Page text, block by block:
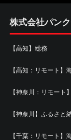
株式会社パン
【高知】総務
【高知：リモート】
【神奈川：リモート
【神奈川】ふるさと
【千葉：リモート】